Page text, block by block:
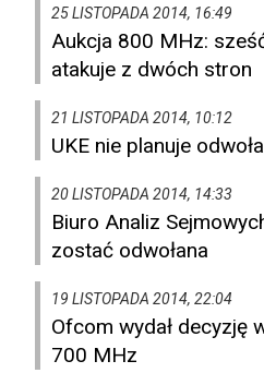
25 LISTOPADA 2014, 16:49
Aukcja 800 MHz:
atakuje z dwóch stron
21 LISTOPADA 2014, 10:12
UKE nie planuje
20 LISTOPADA 2014, 14:33
Biuro Analiz
zostać odwołana
19 LISTOPADA 2014, 22:04
Ofcom wydał decyzję
700 MHz